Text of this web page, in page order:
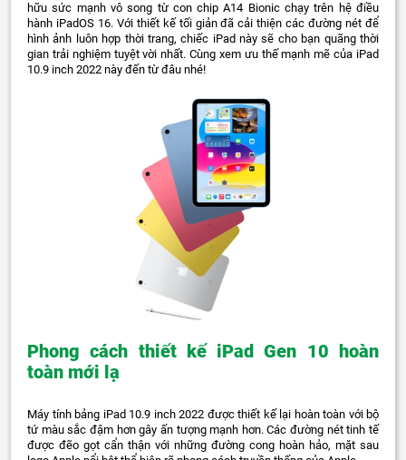
hữu sức mạnh vô song từ con chip A14 Bionic chạy trên hệ điều
hành iPadOS 16. Với thiết kế tối giản đã cải thiện các đường nét để
hình ảnh luôn hợp thời trang, chiếc iPad này sẽ cho bạn quãng thời
gian trải nghiệm tuyệt vời nhất. Cùng xem ưu thế mạnh mẽ của iPad
10.9 inch 2022 này đến từ đâu nhé!
Phong cách thiết kế iPad Gen 10 hoàn
toàn mới lạ
Máy tính bảng iPad 10.9 inch 2022 được thiết kế lại hoàn toàn với bộ
tứ màu sắc đậm hơn gây ấn tượng mạnh hơn. Các đường nét tinh tế
được đẽo gọt cẩn thận với những đường cong hoàn hảo, mặt sau